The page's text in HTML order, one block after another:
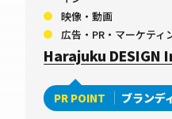
映像・動画
広告・PR・マーケティ
Harajuku DESIGN
PR POINT ブランデ